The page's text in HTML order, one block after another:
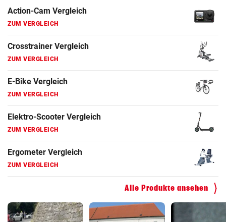
E-Bike Vergleich
ZUM VERGLEICH
Elektro-Scooter Vergleich
ZUM VERGLEICH
Ergometer Vergleich
ZUM VERGLEICH
Fahrrad Test
ZUM VERGLEICH
Fahrradanhänger Vergleich
ZUM VERGLEICH
ZUM VERGLEICH
Alle Produkte ansehen